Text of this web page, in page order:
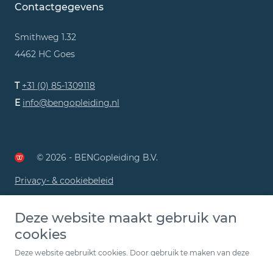
Contactgegevens
Smithweg 1.32
4462 HC Goes
T +31 (0) 85-1309118
E info@bengopleiding.nl
© 2026 - BENGopleiding B.V.
Privacy- & cookiebeleid
Deze website maakt gebruik van
cookies
Deze website gebruikt cookies. Door gebruik te maken van deze